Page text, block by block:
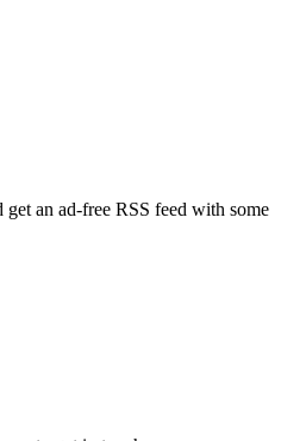
get an ad-free RSS feed with some